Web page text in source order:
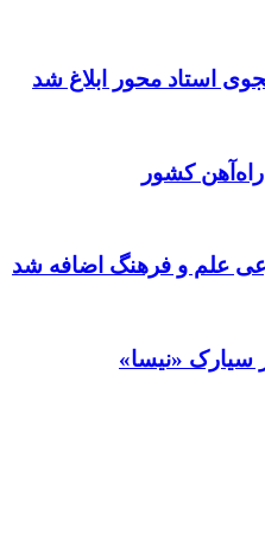
استاد محور ابلاغ شد
کشور
علم و فرهنگ اضافه شد
سیارک «نیسا»